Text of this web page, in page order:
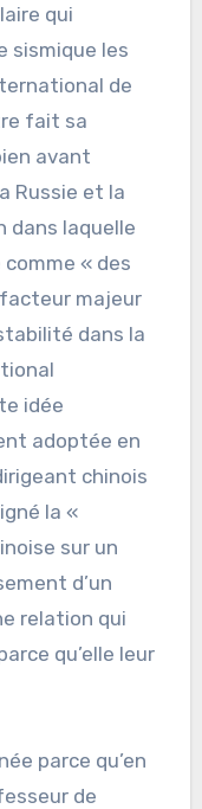
qui
sismique les
de
fait sa
avant
Russie et la
dans laquelle
comme « des
majeur
dans la
idée
adoptée en
chinois
la «
sur un
d’un
relation qui
qu’elle leur
parce qu’en
de